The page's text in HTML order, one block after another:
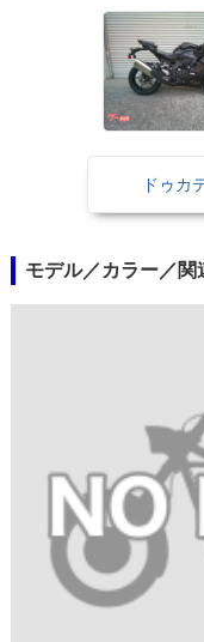
ドゥカ
モデル／カラー／関